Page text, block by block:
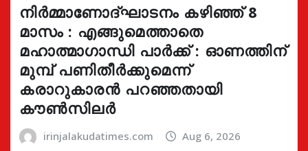
നിർമ്മാണോദ്ഘാടനം കഴിഞ്ഞ് 8
മാസം : എങ്ങുമെത്താതെ
മഹാത്മാഗാന്ധി പാർക്ക് : ഓണത്തിന്
മുമ്പ് പണിതീർക്കുമെന്ന്
കരാറുകാരൻ പറഞ്ഞതായി
കൗൺസിലർ
irinjalakudatimes.com Aug 6, 2026